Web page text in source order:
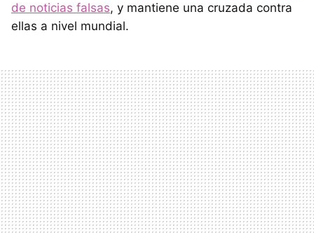
de noticias falsas, y mantiene una cruzada contra
ellas a nivel mundial.